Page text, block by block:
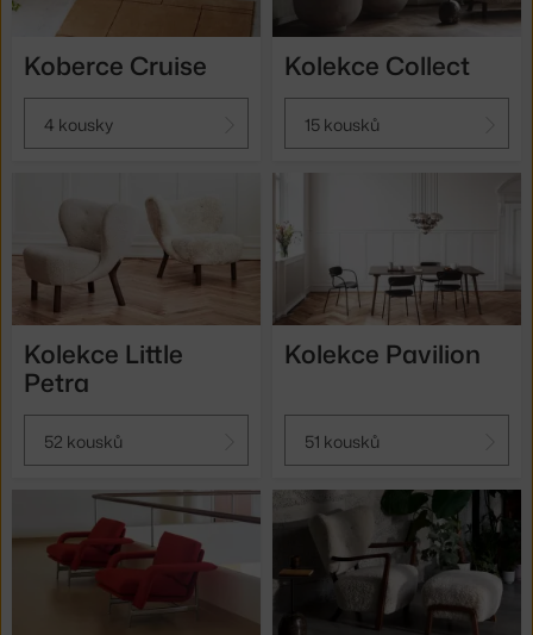
Koberce Cruise
4 kousky
Kolekce Collect
15 kousků
Kolekce Little
Petra
52 kousků
Kolekce Pavilion
51 kousků